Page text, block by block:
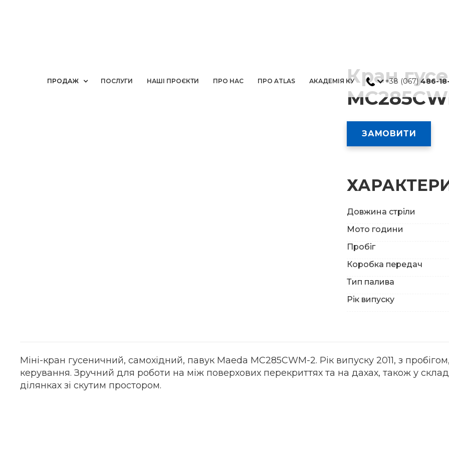
ПРОДАЖ ПОСЛУГИ НАШІ ПРОЄКТИ ПРО НАС ПРО ATLAS АКАДЕМІЯ КУ +38 (067)486-
Кран
ЗАМОВИТИ
Довжина стріли
Мото години
Пробіг
Коробка передач
Тип палива
Рік випуску
Міні-кран гусеничний, самохідний, павук Maeda MC285CWM-2. Рік випуску 2011, з
керування. Зручний для роботи на між поверхових перекриттях та на дахах, також у
ділянках зі скутим простором.